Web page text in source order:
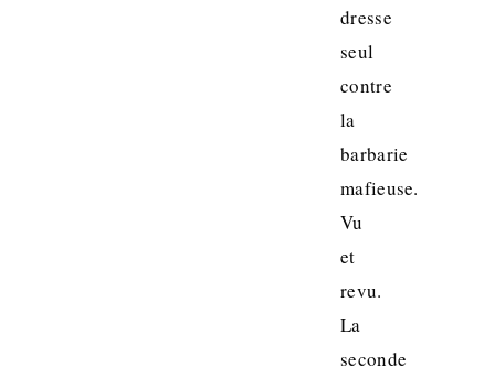
dresse
seul
contre
la
barbarie
mafieuse.
Vu
et
revu.
La
seconde